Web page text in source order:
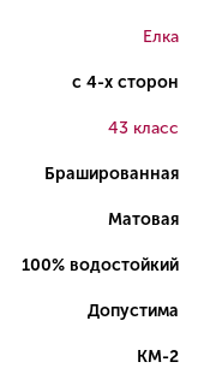
Елка
с 4-х сторон
43 класс
Брашированная
Матовая
100% водостойкий
Допустима
КМ-2